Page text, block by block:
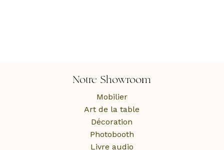
Notre Showroom
Mobilier
Art de la table
Décoration
Photobooth
Livre audio